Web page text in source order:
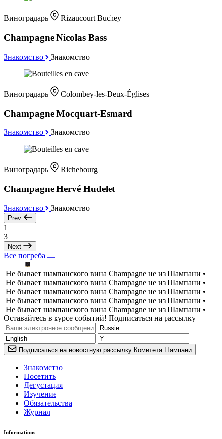
Виноградарь Rizaucourt Buchey
Champagne Nicolas Bass
Знакомство Знакомство
Виноградарь Colombey-les-Deux-Églises
Champagne Mocquart-Esmard
Знакомство Знакомство
Виноградарь Richebourg
Champagne Hervé Hudelet
Знакомство Знакомство
Prev
1
3
Next
Все погреба
Не бывает шампанского вина Champagne не из Шампани •
Не бывает шампанского вина Champagne не из Шампани •
Не бывает шампанского вина Champagne не из Шампани •
Не бывает шампанского вина Champagne не из Шампани •
Не бывает шампанского вина Champagne не из Шампани •
Оставайтесь в курсе событий! Подписаться на рассылку
Подписаться на новостную рассылку Комитета Шампани
Знакомство
Посетить
Дегустация
Изучение
Обязательства
Журнал
Informations